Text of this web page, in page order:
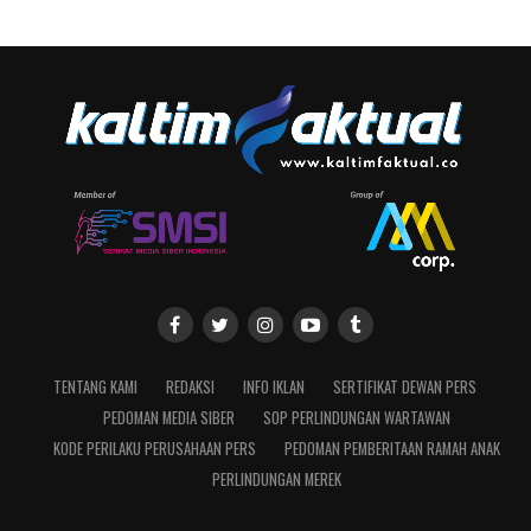
TENTANG KAMI REDAKSI INFO IKLAN
SERTIFIKAT DEWAN PERS
PEDOMAN MEDIA SIBER
SOP PERLINDUNGAN WARTAWAN
KODE PERILAKU PERUSAHAAN PERS
PEDOMAN PEMBERITAAN RAMAH ANAK
PERLINDUNGAN MEREK